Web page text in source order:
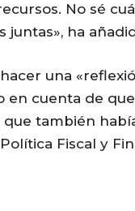
No sé
ha
una
en cuenta de
también
Fiscal y